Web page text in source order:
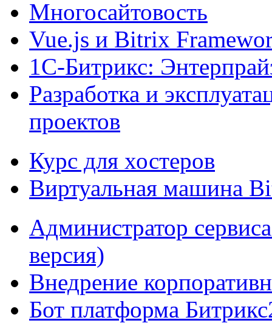
Многосайтовость
Vue.js и Bitrix
1С-Битрикс:
Разработка и
проектов
Курс для хостеров
Виртуальная машина
Администратор
версия)
Внедрение
Бот платформа